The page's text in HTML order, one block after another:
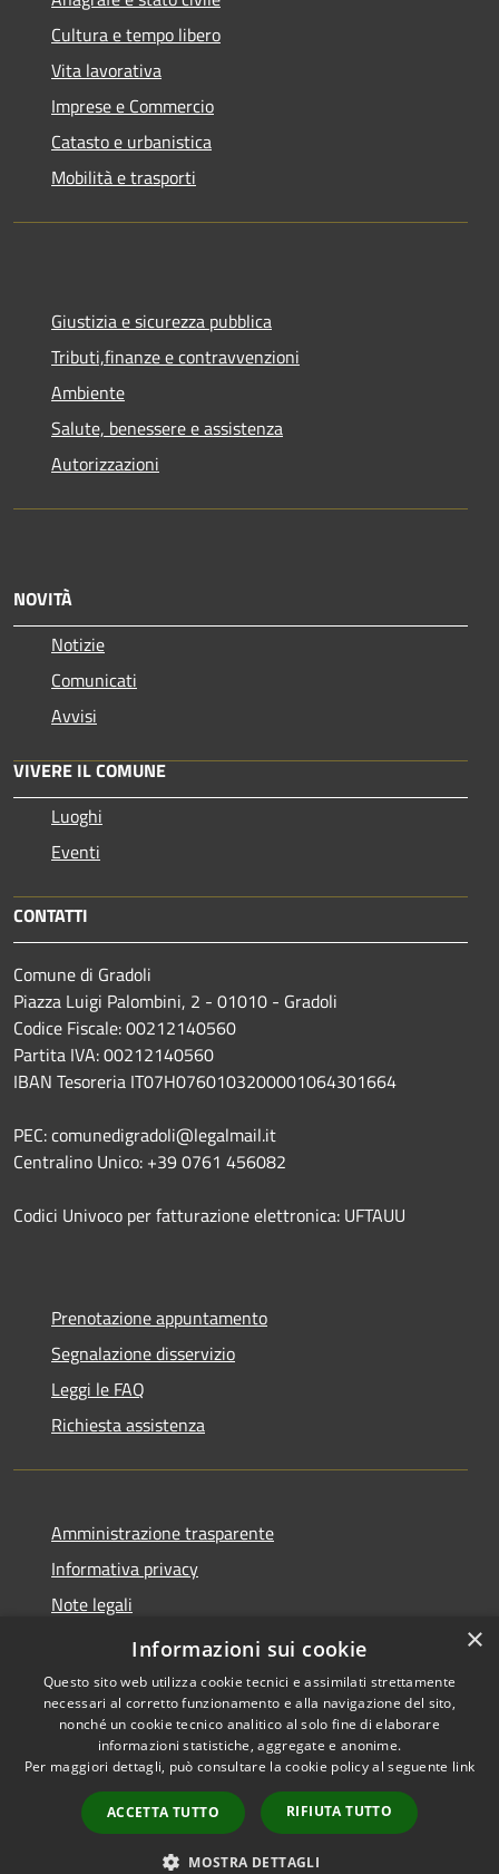
Cultura e tempo libero
Vita lavorativa
Imprese e Commercio
Catasto e urbanistica
Mobilità e trasporti
Giustizia e sicurezza pubblica
Tributi,finanze e contravvenzioni
Ambiente
Salute, benessere e assistenza
Autorizzazioni
NOVITÀ
Notizie
Comunicati
Avvisi
VIVERE IL COMUNE
Luoghi
Eventi
CONTATTI
Comune di Gradoli
Piazza Luigi Palombini, 2 - 01010 - Gradoli
Codice Fiscale: 00212140560
Partita IVA: 00212140560
IBAN Tesoreria IT07H0760103200001064301664
PEC: comunedigradoli@legalmail.it
Centralino Unico: +39 0761 456082
Codici Univoco per fatturazione elettronica: UFTAUU
Prenotazione appuntamento
Segnalazione disservizio
Leggi le FAQ
Richiesta assistenza
Amministrazione trasparente
Informativa privacy
Note legali
Dichiarazione di accessibilità
Accessibilità
Copyright © 2026 • Comune di
Gradoli • Powered by
Municipium•
Accesso
redazione
×
Informazioni sui cookie
Questo sito web utilizza cookie tecnici e assimilati strettamente
necessari al corretto funzionamento e alla navigazione del sito,
nonché un cookie tecnico analitico al solo fine di elaborare
informazioni statistiche, aggregate e anonime.
Per maggiori dettagli, può consultare la cookie policy al seguente link
ACCETTA TUTTO RIFIUTA TUTTO
MOSTRA DETTAGLI